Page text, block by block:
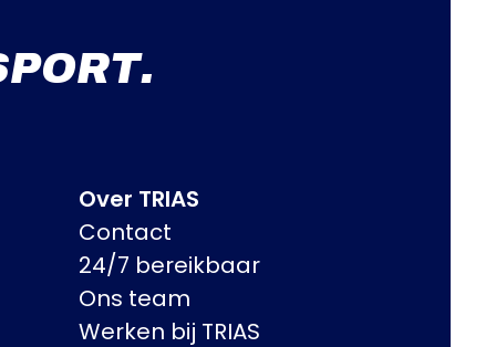
Over TRIAS
Contact
24/7 bereikbaar
Ons team
Werken bij TRIAS